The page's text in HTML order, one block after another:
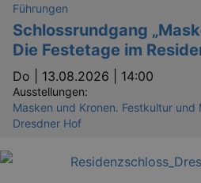
Führungen
Schlossrundgang
Die Festetage im
Do | 13.08.2026 | 14:00
Ausstellungen:
Masken und Kronen. Festkultur
Dresdner Hof